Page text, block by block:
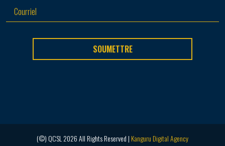
SOUMETTRE
(©) QCSL 2026 All Rights Reserved |Kanguru Digital Agency